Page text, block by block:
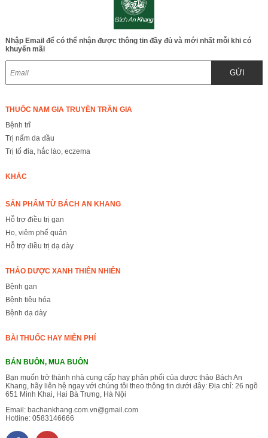
Nhập Email để có thể nhận được thông tin đầy đủ và mới nhất mỗi khi có
khuyến mãi
GỬI
THUỐC NAM GIA TRUYỀN TRẦN GIA
Bệnh trĩ
Trị nấm da đầu
Trị tổ đỉa, hắc lào, eczema
KHÁC
SẢN PHẨM TỪ BÁCH AN KHANG
Hỗ trợ điều trị gan
Ho, viêm phế quản
Hỗ trợ điều trị dạ dày
THẢO DƯỢC XANH THIÊN NHIÊN
Bệnh gan
Bệnh tiêu hóa
Bệnh dạ dày
BÀI THUỐC HAY MIỄN PHÍ
BÁN BUÔN, MUA BUÔN
Bạn muốn trở thành nhà cung cấp hay phân phối của dược thảo Bách An
Khang, hãy liên hệ ngay với chúng tôi theo thông tin dưới đây: Địa chỉ: 26 ngõ
651 Minh Khai, Hai Bà Trưng, Hà Nội
Email: bachankhang.com.vn@gmail.com
Hotline: 0583146666